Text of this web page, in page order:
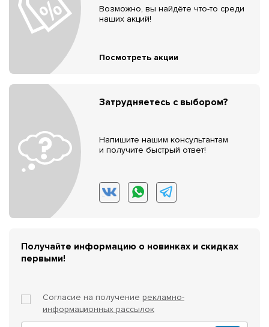
Возможно, вы найдёте что-то среди
наших акций!
Посмотреть акции
Затрудняетесь с выбором?
Напишите нашим консультантам
и получите быстрый ответ!
Получайте информацию о новинках и скидках
первыми!
Согласие на получение рекламно-
информационных рассылок